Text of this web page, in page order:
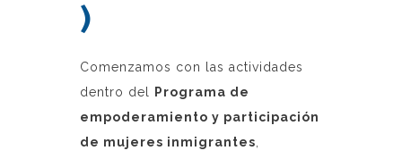
)
Comenzamos con las actividades
dentro del
Programa de
empoderamiento y participación
de mujeres inmigrantes